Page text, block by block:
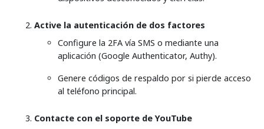
Active la autenticación de dos factores
Configure la 2FA vía SMS o mediante una
aplicación (Google Authenticator, Authy).
Genere códigos de respaldo por si pierde acceso
al teléfono principal.
Contacte con el soporte de YouTube